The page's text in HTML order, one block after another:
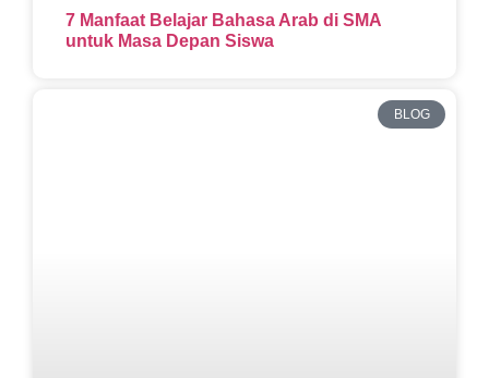
7 Manfaat Belajar Bahasa Arab di SMA
untuk Masa Depan Siswa
BLOG